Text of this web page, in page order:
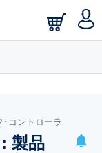
･コントローラ
製品